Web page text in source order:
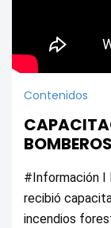
Contenidos
#Información I
recibió
incendios